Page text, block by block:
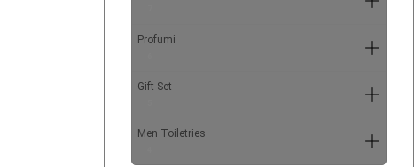
Profumi
Gift Set
Men Toiletries